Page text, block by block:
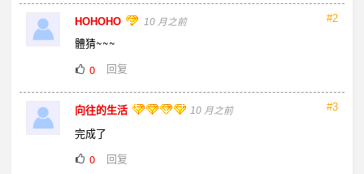
#2
HOHOHO 10 月之前
體猜~~~
0
回复
#3
向往的生活 10 月之前
完成了
0
回复